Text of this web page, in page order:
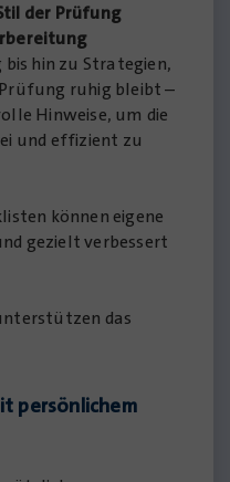
der Prüfung
hin zu Strategien,
ruhig bleibt –
Hinweise, um die
und effizient zu
können eigene
gezielt verbessert
das
persönlichem